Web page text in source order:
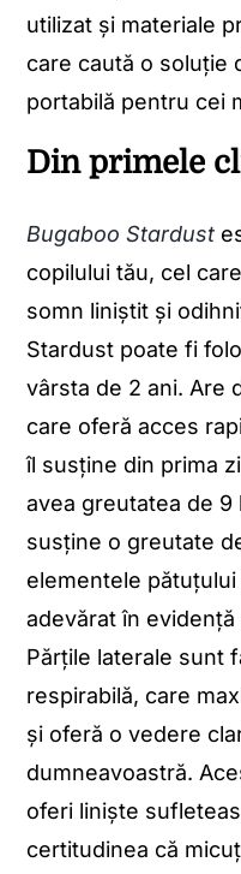
utilizat și materiale
care caută o soluție
portabilă pentru cei
Din primele
Bugaboo Stardust
copilului tău, cel
somn liniștit și
Stardust poate fi
vârsta de 2 ani. Are
care oferă acces
îl susține din prima
avea greutatea de
susține o greutate
elementele
adevărat în
Părțile laterale sunt
respirabilă, care
și oferă o vedere
dumneavoastră.
oferi liniște
certitudinea că